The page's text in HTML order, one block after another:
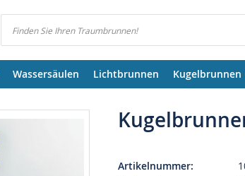
Suchen
Wassersäulen Lichtbrunnen Kugelbrunnen
Artikelnummer